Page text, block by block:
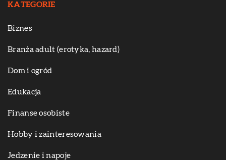
KATEGORIE
Biznes
Branża adult (erotyka, hazard)
Dom i ogród
Edukacja
Finanse osobiste
Hobby i zainteresowania
Jedzenie i napoje